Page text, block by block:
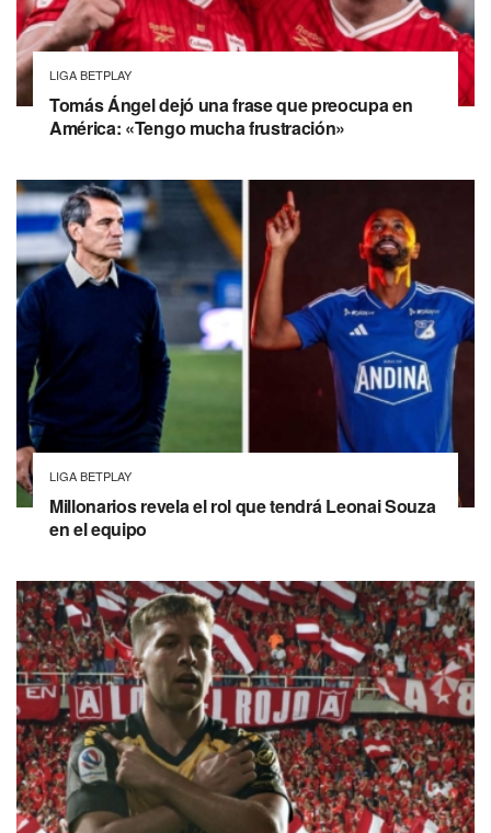
LIGA BETPLAY
Tomás Ángel dejó una frase que preocupa en
América: «Tengo mucha frustración»
LIGA BETPLAY
Millonarios revela el rol que tendrá Leonai Souza
en el equipo